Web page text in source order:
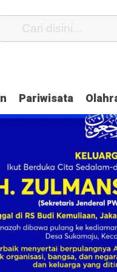
Pariwisata
Polda Aceh Ditangkap,